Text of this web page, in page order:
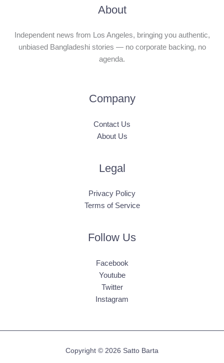
About
Independent news from Los Angeles, bringing you authentic,
unbiased Bangladeshi stories — no corporate backing, no
agenda.
Company
Contact Us
About Us
Legal
Privacy Policy
Terms of Service
Follow Us
Facebook
Youtube
Twitter
Instagram
Copyright © 2026 Satto Barta